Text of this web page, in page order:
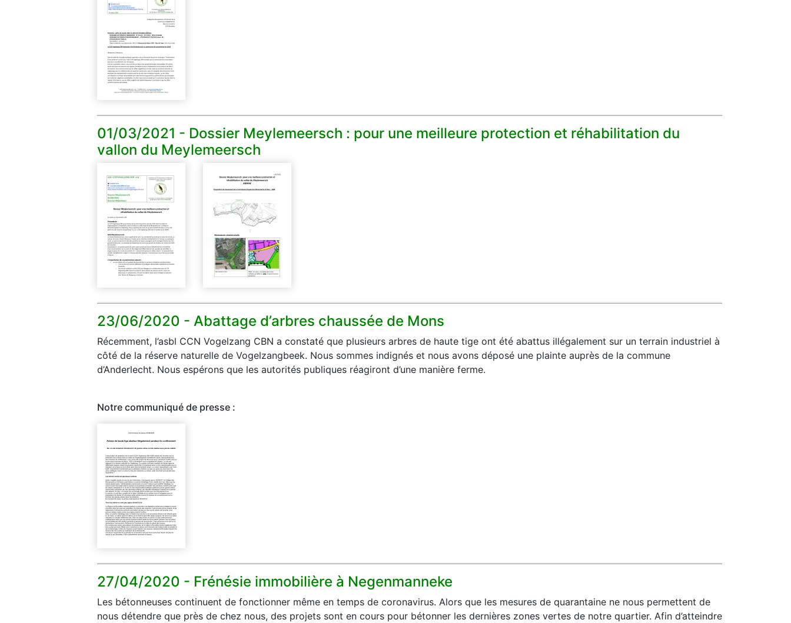
01/03/2021 - Dossier Meylemeersch : pour une meilleure protection et réhabilitation du
vallon du Meylemeersch
23/06/2020 - Abattage d’arbres chaussée de Mons
Récemment, l’asbl CCN Vogelzang CBN a constaté que plusieurs arbres de haute tige ont été abattus illégalement sur un terrain industriel à
côté de la réserve naturelle de Vogelzangbeek. Nous sommes indignés et nous avons déposé une plainte auprès de la commune
d’Anderlecht. Nous espérons que les autorités publiques réagiront d’une manière ferme.
Notre communiqué de presse :
27/04/2020 - Frénésie immobilière à Negenmanneke
Les bétonneuses continuent de fonctionner même en temps de coronavirus. Alors que les mesures de quarantaine ne nous permettent de
nous détendre que près de chez nous, des projets sont en cours pour bétonner les dernières zones vertes de notre quartier. Afin d’atteindre